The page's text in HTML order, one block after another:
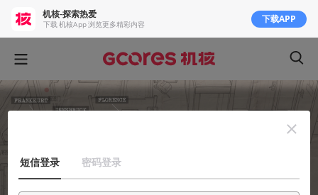
机核-探索热爱
下载 机核App 浏览更多精彩内容 下载APP
短信登录 密码登录